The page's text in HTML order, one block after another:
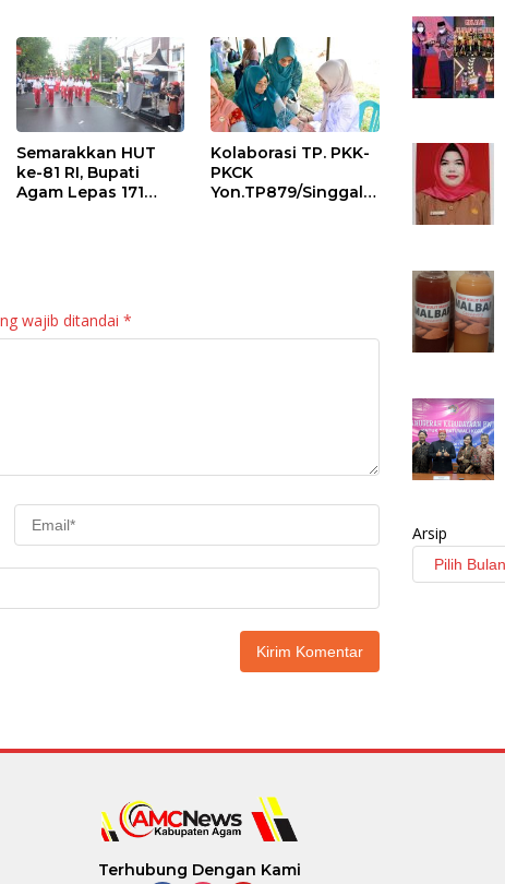
Semarakkan HUT
ke-81 RI, Bupati
Agam Lepas 171
Kolaborasi TP. PKK-
PKCK
Yon.TP879/Singgala
wajib ditandai *
Arsip
Terhubung Dengan Kami